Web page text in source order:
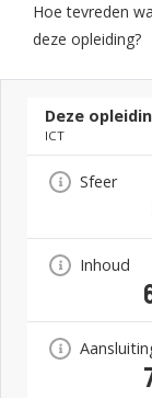
Hoe tevreden
deze opleiding?
Deze
ICT
Sfeer
Inhoud